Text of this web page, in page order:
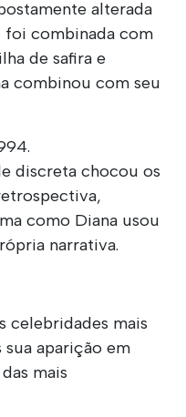
alterada
foi combinada com
de safira e
combinou com seu
discreta chocou os
como Diana usou
narrativa.
celebridades mais
sua aparição em
mais